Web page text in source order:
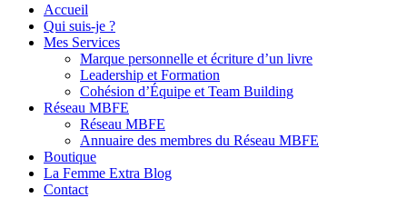
Accueil
Qui suis-je ?
Mes Services
Marque personnelle et écriture d’un livre
Leadership et Formation
Cohésion d’Équipe et Team Building
Réseau MBFE
Réseau MBFE
Annuaire des membres du Réseau MBFE
Boutique
La Femme Extra Blog
Contact